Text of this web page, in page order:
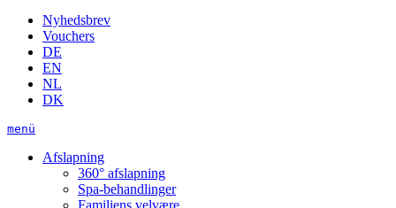
Nyhedsbrev
Vouchers
DE
EN
NL
DK
menü
Afslapning
360° afslapning
Spa-behandlinger
Familiens velvære